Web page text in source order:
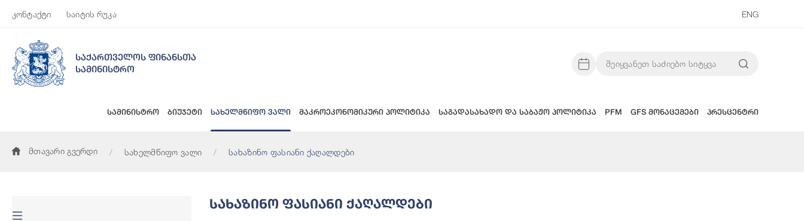
კონტაქტი საიტის რუკა ENG
საქართველოს ფინანსთა
სამინისტრო
სამინისტრო ბიუჯეტი სახელმწიფო ვალი მაკროეკონომიკური პოლიტიკა საგადასახადო და საბაჟო პოლიტიკა PFM GFS მონაცემები პრესცენტრი
მთავარი გვერდი სახელმწიფო ვალი სახაზინო ფასიანი ქაღალდები
Სახაზინო Ფასიანი Ქაღალდები